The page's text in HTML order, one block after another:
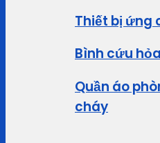
Thiết bị ứng
Bình cứu hỏa
Quần áo
cháy